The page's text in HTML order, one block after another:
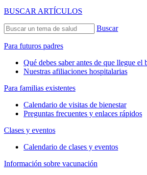
BUSCAR ARTÍCULOS
Buscar
Para futuros padres
Qué debes saber antes de que llegue el
Nuestras afiliaciones hospitalarias
Para familias existentes
Calendario de visitas de bienestar
Preguntas frecuentes y enlaces rápidos
Clases y eventos
Calendario de clases y eventos
Información sobre vacunación